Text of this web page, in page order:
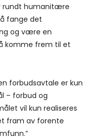
rundt humanitære
fange det
og være en
komme frem til et
forbudsavtale er kun
– forbud og
vil kun realiseres
fram av forente